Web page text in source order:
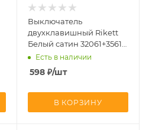
Выключатель
двухклавишный Rikett
Белый сатин 32061+35611
MWЕсть в наличии
598₽/шт
В КОРЗИНУ